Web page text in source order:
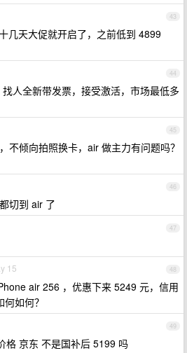
43
几天大促就开启了，之前低到 4899
44
人全新带发票，接受激活，市场最低多
45
不倾向拍照换卡，air 做主力有问题吗？
46
切到 air 了
47
48
15
air 256 ，优惠下来 5249 元，信用
如何？
49
格 京东 不是国补后 5199 吗